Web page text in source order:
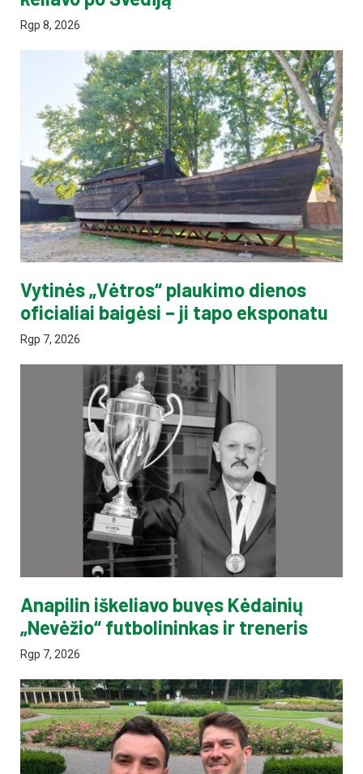
Rgp 8, 2026
Vytinės „Vėtros“ plaukimo dienos
oficialiai baigėsi – ji tapo eksponatu
Rgp 7, 2026
Anapilin iškeliavo buvęs Kėdainių
„Nevėžio“ futbolininkas ir treneris
Rgp 7, 2026